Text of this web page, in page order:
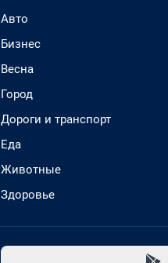
Авто
Бизнес
Весна
Город
Дороги и транспорт
Еда
Животные
Здоровье